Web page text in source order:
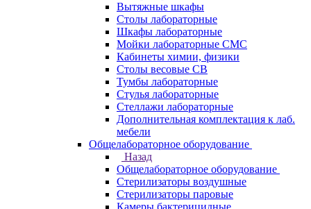
Вытяжные шкафы
Столы лабораторные
Шкафы лабораторные
Мойки лабораторные СМС
Кабинеты химии, физики
Столы весовые СВ
Тумбы лабораторные
Стулья лабораторные
Стеллажи лабораторные
Дополнительная комплектация к лаб.
мебели
Общелабораторное оборудование
Назад
Общелабораторное оборудование
Стерилизаторы воздушные
Стерилизаторы паровые
Камеры бактерицидные